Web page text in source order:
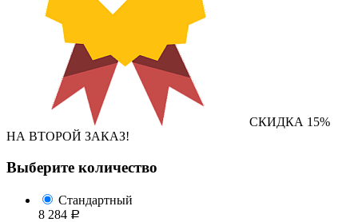
СКИДКА 15%
НА ВТОРОЙ ЗАКАЗ!
Выберите количество
Стандартный
8 284 Р